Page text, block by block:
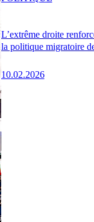
L’extrême droite
la politique migratoire
10.02.2026